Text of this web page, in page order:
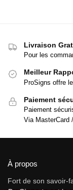
Livraison
Pour les
Meilleur
ProSigns offre
Paiement
Paiement
Via MasterCard
À propos
Fort de son savoir-